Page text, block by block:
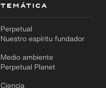
TEMÁTICA
Perpetual
Nuestro espíritu fundador
Medio ambiente
Perpetual Planet
Ciencia